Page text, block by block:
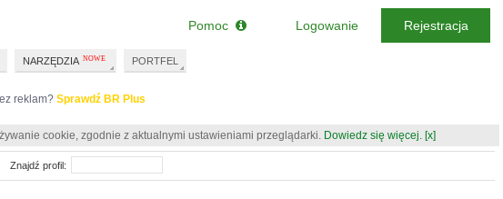
reklam? Sprawdź BR Plus
cookie, zgodnie z aktualnymi ustawieniami przeglądarki. Dowiedz się więcej. [x]
Znajdź profil:
NARZĘDZIA PORTFEL
Pomoc Logowanie Rejestracja